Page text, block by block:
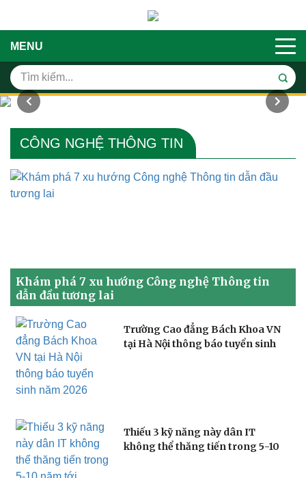
MENU
CÔNG NGHỆ THÔNG TIN
Khám phá 7 xu hướng Công nghệ Thông tin
dẫn đầu tương lai
Trường Cao đẳng Bách Khoa VN
tại Hà Nội thông báo tuyển sinh
Thiếu 3 kỹ năng này dân IT
không thể thăng tiến trong 5-10